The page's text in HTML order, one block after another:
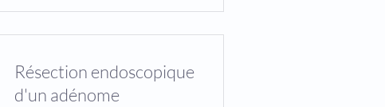
Résection endoscopique
d'un adénome